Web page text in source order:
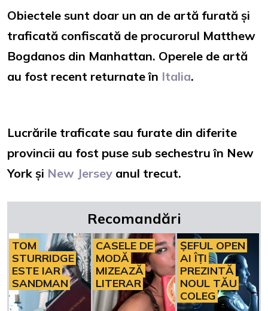
Obiectele sunt doar un an de artă furată și
traficată confiscată de procurorul Matthew
Bogdanos din Manhattan. Operele de artă
au fost recent returnate în Italia.
Lucrările traficate sau furate din diferite
provincii au fost puse sub sechestru în New
York și New Jersey anul trecut.
Recomandări
TOM
STURRIDGE
ESTE IAR
SANDMAN
CASELE DE
MODĂ
MIZEAZĂ
LITERAR
ȘEFUL OPEN
AI ÎȚI
PREZINTĂ
NOUL TĂU
COLEG